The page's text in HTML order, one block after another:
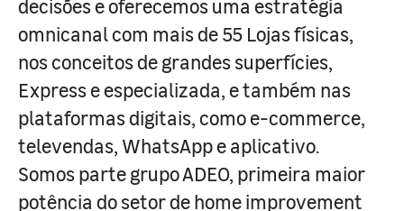
decisões e oferecemos uma estratégia
omnicanal com mais de 55 Lojas físicas,
nos conceitos de grandes superfícies,
Express e especializada, e também nas
plataformas digitais, como e-commerce,
televendas, WhatsApp e aplicativo.
Somos parte grupo ADEO, primeira maior
potência do setor de home improvement